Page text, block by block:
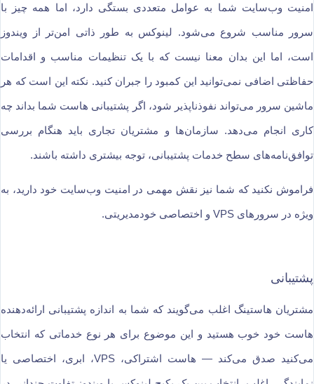
امنیت وب‌سایت شما به عوامل متعددی بستگی دارد، اما همه چیز با
سرور مناسب شروع می‌شود. لینوکس به طور ذاتی امن‌تر از ویندوز
است، اما این بدان معنا نیست که با یک تنظیمات مناسب و اقدامات
حفاظتی اضافی نمی‌توانید این کمبود را جبران کنید. نکته این است که هر
ماشین سرور می‌تواند نفوذناپذیر شود، اگر پشتیبانی هاست شما بداند چه
کاری انجام می‌دهد. سازمان‌ها و مشتریان تجاری باید هنگام بررسی
توافق‌نامه‌های سطح خدمات پشتیبانی، توجه بیشتری داشته باشند.
فراموش نکنید که شما نیز نقش مهمی در امنیت وب‌سایت خود دارید، به
ویژه در سرورهای VPS و اختصاصی خودمدیریتی.
پشتیبانی
مشتریان هاستینگ اغلب می‌گویند که شما به اندازه پشتیبانی ارائه‌دهنده
هاست خود خوب هستید و این موضوع برای هر نوع خدماتی که انتخاب
می‌کنید صدق می‌کند — هاست اشتراکی، VPS، ابری، اختصاصی یا